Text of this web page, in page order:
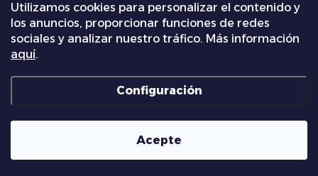
Utilizamos cookies para personalizar el contenido y
los anuncios, proporcionar funciones de redes
sociales y analizar nuestro tráfico. Más información
aquí.
Configuración
Acepte
MÉTODOS DE PAGO ACEPTADOS
© 2008 – 2026Eroute.es. Todos los derechos reservados.